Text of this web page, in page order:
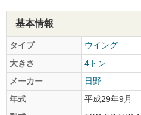
基本情報
タイプ
ウイング
大きさ
4トン
メーカー
日野
年式
平成29年9月